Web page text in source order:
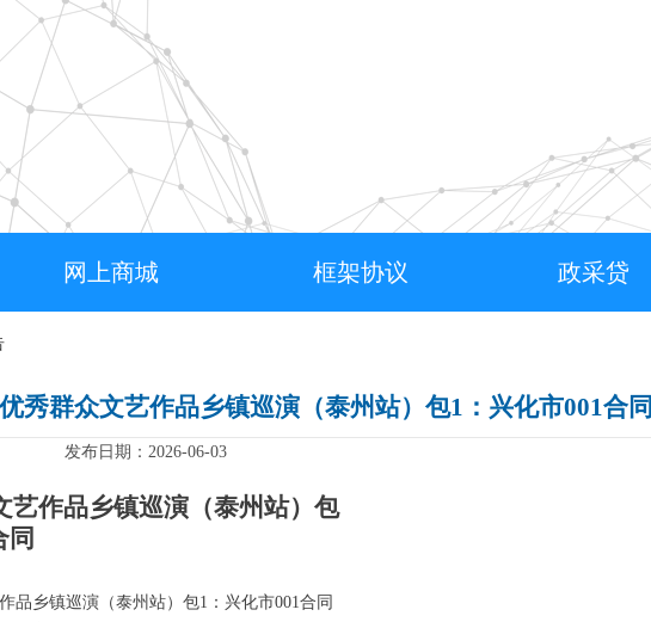
网上商城 框架协议 政采贷
秀群众文艺作品乡镇巡演（泰州站）包1：兴化市001合同
发布日期：2026-06-03
作品乡镇巡演（泰州站）包
同
品乡镇巡演（泰州站）包1：兴化市001合同